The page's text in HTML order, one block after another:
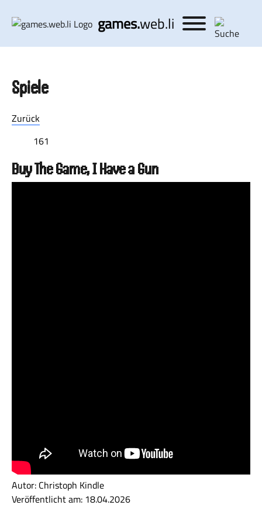
games.web.li
Spiele
Zurück
161
Buy The Game, I Have a Gun
Autor: Christoph Kindle
Veröffentlicht am: 18.04.2026